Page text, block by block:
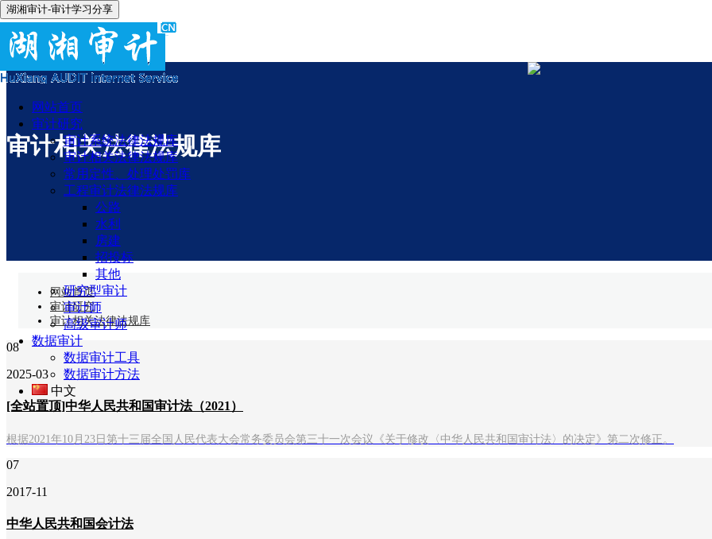
湖湘审计-审计学习分享
网站首页
审计研究
审计系统法律法规库
审计相关法律法规库
常用定性、处理处罚库
工程审计法律法规库
公路
水利
房建
招投标
其他
研究型审计
审计师
高级审计师
数据审计
数据审计工具
数据审计方法
中文
审计相关法律法规库
网站首页
审计研究
审计相关法律法规库
08
2025-03
[全站置顶]中华人民共和国审计法（2021）
根据2021年10月23日第十三届全国人民代表大会常务委员会第三十一次会议《关于修改〈中华人民共和国审计法〉的决定》第二次修正。
07
2017-11
中华人民共和国会计法